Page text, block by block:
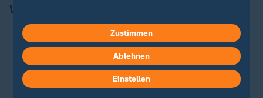
Weitere Schlagzeilen
Maja Zaubitzer bei Lanz:Schülervertreterin klagt
über Zukunftsängste
Militärexperte Masala bei Illner:
Westen "auf dem
Hurrikan in Florida:Wie viel Klimakrise steckt in
Zustimmen
Ablehnen
Einstellen